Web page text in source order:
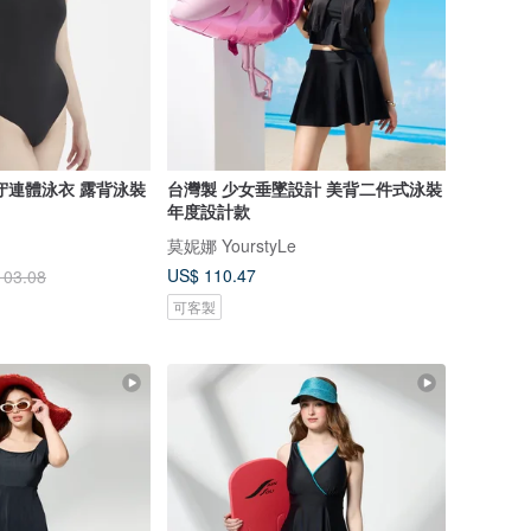
連體泳衣 露背泳裝
台灣製 少女垂墜設計 美背二件式泳裝
年度設計款
莫妮娜 YourstyLe
US$ 110.47
可客製